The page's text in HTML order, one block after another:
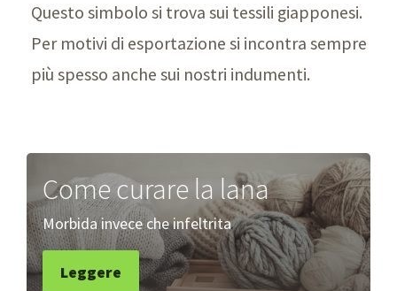
Questo simbolo si trova sui tessili giapponesi.
Per motivi di esportazione si incontra sempre
più spesso anche sui nostri indumenti.
Come curare la lana
Morbida invece che infeltrita
Leggere